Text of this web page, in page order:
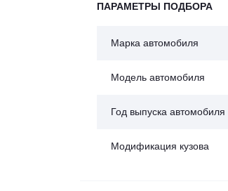
ПАРАМЕТРЫ ПОДБОРА
Марка автомобиля
Модель автомобиля
Год выпуска автомобиля
Модификация кузова